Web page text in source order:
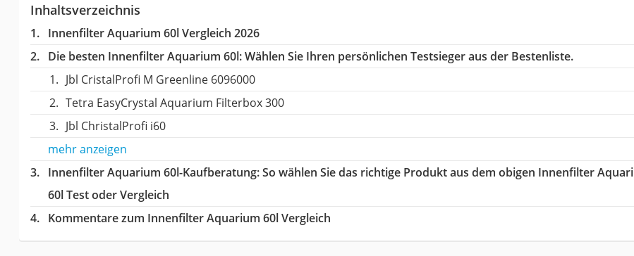
Inhaltsverzeichnis
Innenfilter Aquarium 60l Vergleich 2026
Die besten Innenfilter Aquarium 60l:Wählen Sie Ihren persönlichen Testsieger aus der Bestenliste.
Jbl CristalProfi M Greenline 6096000
Tetra EasyCrystal Aquarium Filterbox 300
Jbl ChristalProfi i60
mehr anzeigen
Innenfilter Aquarium 60l-Kaufberatung: So wählen Sie das richtige Produkt aus dem obigen Innenfilter
60l Test oder Vergleich
Kommentare zum Innenfilter Aquarium 60l Vergleich